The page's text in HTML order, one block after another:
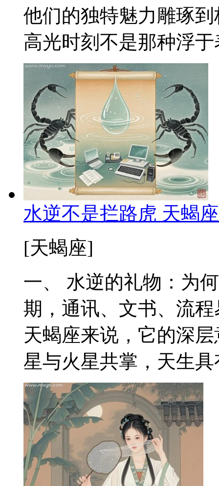
他们的独特魅力雕琢
高光时刻不是那种浮
水逆不是拦路虎 天蝎
[天蝎座]
一、 水逆的礼物：为
期，通讯、文书、流
天蝎座来说，它的深
星与火星共掌，天生